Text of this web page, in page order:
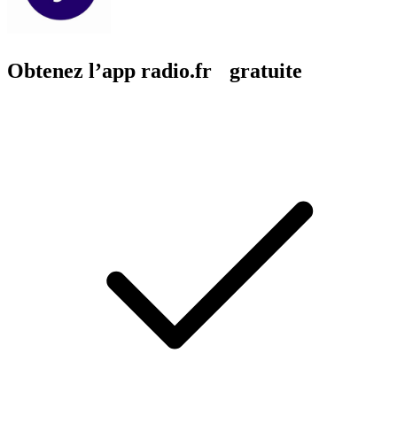
Obtenez l’app radio.fr gratuite